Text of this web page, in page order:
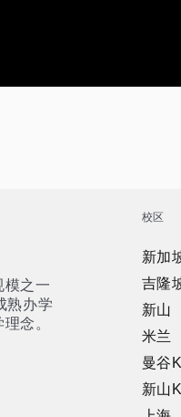
模之一
熟办学
念。
校区
新加
吉隆
新山
米兰
曼谷
新山